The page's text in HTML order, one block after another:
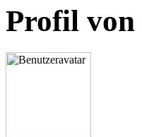
Profil von